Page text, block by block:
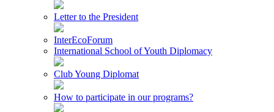
Letter to the President
InterEcoForum
International School of Youth Diplomacy
Club Young Diplomat
How to participate in our programs?